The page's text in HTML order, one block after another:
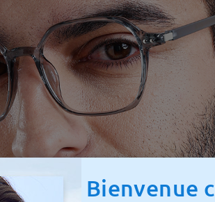
Bienvenue